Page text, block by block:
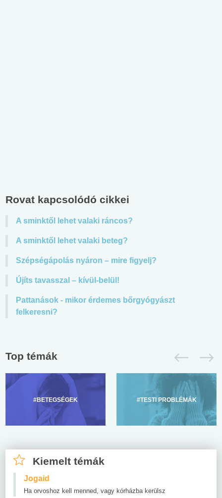
Rovat kapcsolódó cikkei
A sminktől lehet valaki ráncos?
A sminktől lehet valaki beteg?
Szépségápolás nyáron – mire figyelj?
Újíts tavasszal – kívül-belül!
Pattanások - mikor érdemes bőrgyógyászt
felkeresni?
Top témák
#BETEGSÉGEK #TESTI PROBLÉMÁK
Kiemelt témák
Jogaid
Ha orvoshoz kell menned, vagy kórházba kerülsz